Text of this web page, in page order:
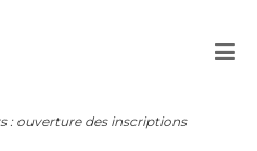
: ouverture des inscriptions